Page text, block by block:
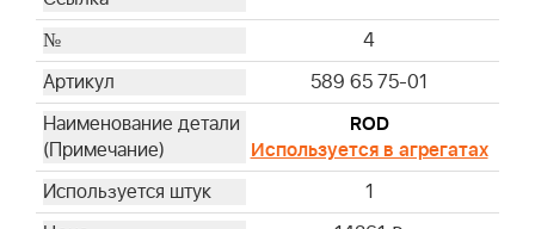
4
589 65 75-01
ROD
Используется в агрегатах
1